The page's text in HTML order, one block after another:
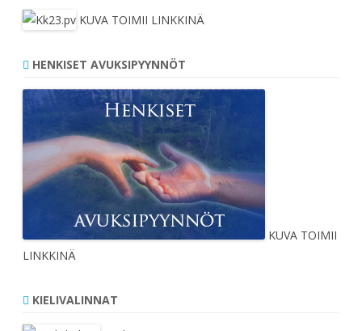
KUVA TOIMII LINKKINÄ
HENKISET AVUKSIPYYNNÖT
KUVA TOIMII
LINKKINÄ
KIELIVALINNAT